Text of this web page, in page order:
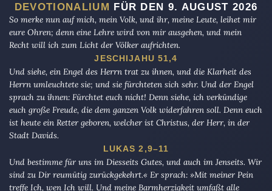
DEVOTIONALIUM FÜR DEN 9. AUGUST 2026
So merke nun auf mich, mein Volk, und ihr, meine Leute, leihet mir
eure Ohren; denn eine Lehre wird von mir ausgehen, und mein
Recht will ich zum Licht der Völker aufrichten.
JESCHIJAHU 51,4
Und siehe, ein Engel des Herrn trat zu ihnen, und die Klarheit des
Herrn umleuchtete sie; und sie fürchteten sich sehr. Und der Engel
sprach zu ihnen: Fürchtet euch nicht! Denn siehe, ich verkündige
euch große Freude, die dem ganzen Volk widerfahren soll. Denn euch
ist heute ein Retter geboren, welcher ist Christus, der Herr, in der
Stadt Davids.
LUKAS 2,9–11
Und bestimme für uns im Diesseits Gutes, und auch im Jenseits. Wir
sind zu Dir reumütig zurückgekehrt.« Er sprach: »Mit meiner Pein
treffe Ich, wen Ich will. Und meine Barmherzigkeit umfaßt alle